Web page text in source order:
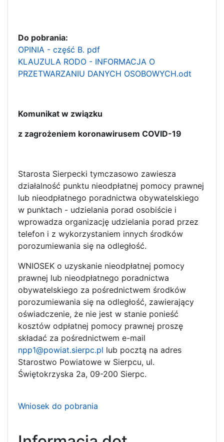
Do pobrania:
OPINIA - część B. pdf
KLAUZULA RODO - INFORMACJA O
PRZETWARZANIU DANYCH OSOBOWYCH.odt
Komunikat w związku
z zagrożeniem koronawirusem COVID-19
Starosta Sierpecki tymczasowo zawiesza
działalność punktu nieodpłatnej pomocy prawnej
lub nieodpłatnego poradnictwa obywatelskiego
w punktach - udzielania porad osobiście i
wprowadza organizację udzielania porad przez
telefon i z wykorzystaniem innych środków
porozumiewania się na odległość.
WNIOSEK o uzyskanie nieodpłatnej pomocy
prawnej lub nieodpłatnego poradnictwa
obywatelskiego za pośrednictwem środków
porozumiewania się na odległość, zawierający
oświadczenie, że nie jest w stanie ponieść
kosztów odpłatnej pomocy prawnej proszę
składać za pośrednictwem e-mail
npp1@powiat.sierpc.pl lub pocztą na adres
Starostwo Powiatowe w Sierpcu, ul.
Świętokrzyska 2a, 09-200 Sierpc.
Wniosek do pobrania